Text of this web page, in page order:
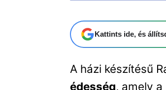
Kattints ide, és
A házi készítésű
édesség, amely